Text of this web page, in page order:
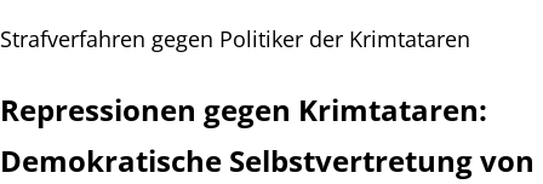
Strafverfahren gegen Politiker der Krimtataren
Repressionen gegen Krimtataren:
Demokratische Selbstvertretung von